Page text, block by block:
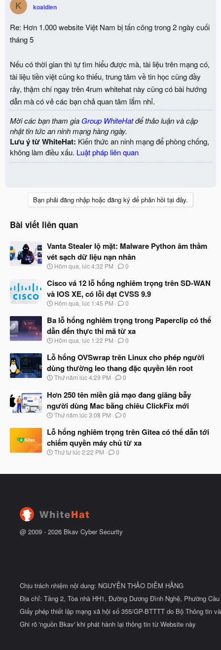
K koaidien
Re: Hơn 1.000 website Việt Nam bị tấn công trong 2 ngày cuối
tháng 5
Nếu có thời gian thì tự tìm hiểu được mà, tài liệu trên mạng có,
tài liệu tiền việt cũng ko thiếu, trung tâm về tin học cũng đầy
rây, thậm chí ngay trên 4rum whitehat này cũng có bài hướng
dẫn mà có vẻ các bạn chả quan tâm lắm nhỉ.
Mời các bạn tham gia Group WhiteHatđể thảo luận và cập
nhật tin tức an ninh mạng hàng ngày.
Lưu ý từ WhiteHat: Kiến thức an ninh mạng để phòng chống,
không làm điều xấu. Luật pháp liên quan
Bạn phải đăng nhập hoặc đăng ký để phản hồi tại đây.
Bài viết liên quan
Vanta Stealer lộ mặt: Malware Python âm thầm
vét sạch dữ liệu nạn nhân
N
à
b
ắ
đ
ầ
u
Hôm qua, lúc 4:32 PM 0
Cisco vá 12 lỗ hổng nghiêm trọng trên SD-WAN
và IOS XE, có lỗi đạt CVSS 9.9
N
à
y
b
ắ
đ
ầ
u
Hôm qua, lúc 1:45 PM 0
Ba lỗ hổng nghiêm trọng trong Paperclip có thể
dẫn đến thực thi mã từ xa
N
à
b
ắ
đ
ầ
u
Hôm qua, lúc 1:22 PM 0
Lỗ hổng OVSwrap trên Linux cho phép người
dùng thường leo thang đặc quyền lên root
N
à
b
ắ
đ
ầ
u
Thứ năm lúc 4:29 PM 0
Hơn 250 tên miền giả mạo đang giăng bẫy
người dùng Mac bằng chiêu ClickFix mới
N
à
b
ắ
Thứ năm lúc 3:08 PM 0
Lỗ hổng nghiêm trọng trên Gitea có thể dẫn tới
chiếm quyền máy chủ từ xa
N
y
ầ
Thứ tư lúc 2:22 PM 0
@ 2009 - 2026 Bkav Cyber Security
Chịu trách nhiệm nội dung: NGUYỄN THẢO DIỄM HẰNG
Địa chỉ: Tầng 2, Tòa nhà HH1, Đường Dương Đình Nghệ, Phường
Giấy phép thiết lập mạng xã hội số 355/GP-BTTTT do Bộ Thông tin
Ghi rõ 'nguồn Bkav' khi phát hành lại thông tin từ Website này